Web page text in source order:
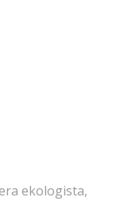
ekologista,